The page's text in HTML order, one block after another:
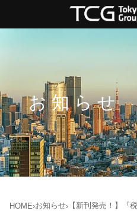
お知らせ
HOME›お知らせ› 【新刊発売！】『